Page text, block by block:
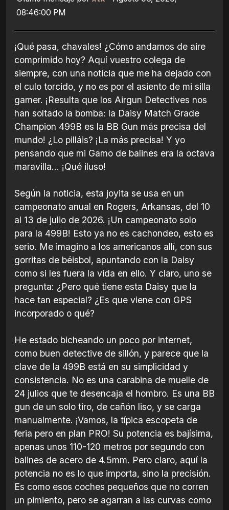
08:46:00 PM
¡Qué pasa, chavales! ¿Cómo andamos de aire
comprimido hoy? Aquí vuestro colega de
siempre, con una noticia que me ha dejado con
el culo torcido, y no es por el asiento de mi silla
gamer. ¡Resulta que los Airgun Detectives nos
han soltado la bomba: la Daisy Match Grade
Champion 499B es la BB Gun más precisa del
mundo! ¿Lo pilláis? ¡La más precisa! Y yo
pensando que mi Gamo de balines era la octava
maravilla... ¡Qué iluso!
Según la noticia, esta joyita se usa en un
campeonato anual en Rogers, Arkansas, del 10
al 13 de julio de 2026. ¡Un campeonato solo
para la 499B! Esto ya no es cachondeo, esto es
serio. Me imagino a los americanos allí, con sus
gorritas de béisbol, apuntando con la Daisy
como si les fuera la vida en ello. Y claro, uno se
pregunta: ¿Pero qué tiene esta Daisy que la
hace tan especial? ¿Es que viene con GPS
incorporado o qué?
He estado bicheando un poco por internet,
como buen detective de sillón, y parece que la
clave de la 499B está en su simplicidad y
consistencia. No es una carabina de muelle de
24 julios que te desencaja el hombro. Es una BB
gun de un solo tiro, de cañón liso, y se carga
manualmente. ¡Vamos, la típica escopeta de
feria pero en plan PRO! Su potencia es bajísima,
apenas unos 110-120 metros por segundo con
balines de acero de 4.5mm. Pero claro, aquí la
potencia no es lo que importa, sino la precisión.
Es como esos coches pequeños que no corren
un pimiento, pero se agarran a las curvas como